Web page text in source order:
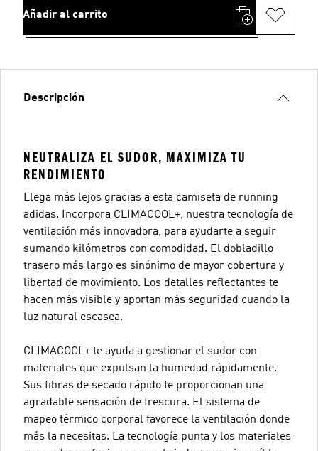
Añadir al carrito
Descripción
NEUTRALIZA EL SUDOR, MAXIMIZA TU
RENDIMIENTO
Llega más lejos gracias a esta camiseta de running
adidas. Incorpora CLIMACOOL+, nuestra tecnología de
ventilación más innovadora, para ayudarte a seguir
sumando kilómetros con comodidad. El dobladillo
trasero más largo es sinónimo de mayor cobertura y
libertad de movimiento. Los detalles reflectantes te
hacen más visible y aportan más seguridad cuando la
luz natural escasea.
CLIMACOOL+ te ayuda a gestionar el sudor con
materiales que expulsan la humedad rápidamente.
Sus fibras de secado rápido te proporcionan una
agradable sensación de frescura. El sistema de
mapeo térmico corporal favorece la ventilación donde
más la necesitas. La tecnología punta y los materiales